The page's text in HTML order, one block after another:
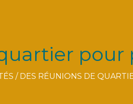
pour
/ DES RÉUNIONS DE